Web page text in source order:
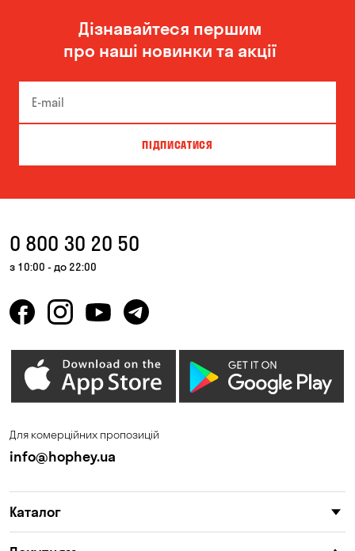
Дізнавайтеся першим
про наші новинки та акції
ПІДПИСАТИСЯ
0 800 30 20 50
з 10:00 - до 22:00
Для комерційних пропозицій
info@hophey.ua
Каталог